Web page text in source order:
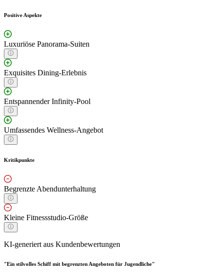
Positive Aspekte
Luxuriöse Panorama-Suiten
Exquisites Dining-Erlebnis
Entspannender Infinity-Pool
Umfassendes Wellness-Angebot
Kritikpunkte
Begrenzte Abendunterhaltung
Kleine Fitnessstudio-Größe
KI-generiert aus Kundenbewertungen
"Ein stilvolles Schiff mit begrenzten Angeboten für Jugendliche"